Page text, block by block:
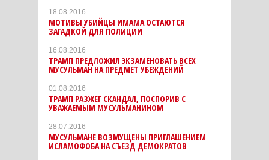
18.08.2016
МОТИВЫ УБИЙЦЫ ИМАМА ОСТАЮТСЯ
ЗАГАДКОЙ ДЛЯ ПОЛИЦИИ
16.08.2016
ТРАМП ПРЕДЛОЖИЛ ЭКЗАМЕНОВАТЬ ВСЕХ
МУСУЛЬМАН НА ПРЕДМЕТ УБЕЖДЕНИЙ
01.08.2016
ТРАМП РАЗЖЕГ СКАНДАЛ, ПОСПОРИВ С
УВАЖАЕМЫМ МУСУЛЬМАНИНОМ
28.07.2016
МУСУЛЬМАНЕ ВОЗМУЩЕНЫ ПРИГЛАШЕНИЕМ
ИСЛАМОФОБА НА СЪЕЗД ДЕМОКРАТОВ